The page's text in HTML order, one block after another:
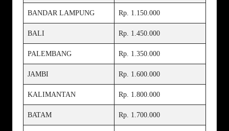
BANDAR LAMPUNG Rp. 1.150.000
BALI Rp. 1.450.000
PALEMBANG Rp. 1.350.000
JAMBI Rp. 1.600.000
KALIMANTAN Rp. 1.800.000
BATAM Rp. 1.700.000